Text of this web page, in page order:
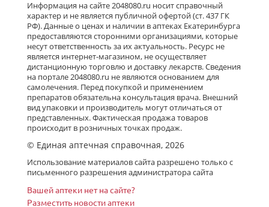
Информация на сайте 2048080.ru носит справочный
характер и не является публичной офертой (ст. 437 ГК
РФ). Данные о ценах и наличии в аптеках Екатеринбурга
предоставляются сторонними организациями, которые
несут ответственность за их актуальность. Ресурс не
является интернет-магазином, не осуществляет
дистанционную торговлю и доставку лекарств. Сведения
на портале 2048080.ru не являются основанием для
самолечения. Перед покупкой и применением
препаратов обязательна консультация врача. Внешний
вид упаковки и производитель могут отличаться от
представленных. Фактическая продажа товаров
происходит в розничных точках продаж.
© Единая аптечная справочная, 2026
Использование материалов сайта разрешено только с
письменного разрешения администратора сайта
Вашей аптеки нет на сайте?
Разместить новости аптеки